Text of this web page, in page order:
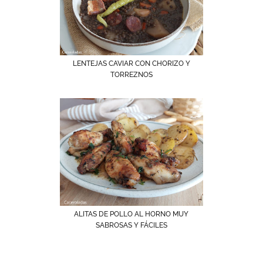
LENTEJAS CAVIAR CON CHORIZO Y
TORREZNOS
ALITAS DE POLLO AL HORNO MUY
SABROSAS Y FÁCILES